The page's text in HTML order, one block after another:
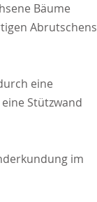
Bäume
Abrutschens
eine
Stützwand
im